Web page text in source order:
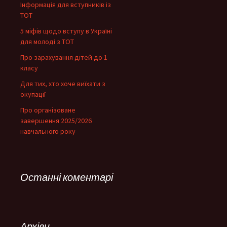
Інформація для вступників із
ТОТ
5 міфів щодо вступу в Україні
для молоді з ТОТ
Про зарахування дітей до 1
класу
Для тих, хто хоче виїхати з
окупації
Про організоване
завершення 2025/2026
навчального року
Останні коментарі